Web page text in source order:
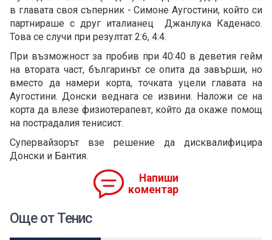
в главата своя съперник - Симоне Аугостини, който си
партнираше с друг италианец Джанлука Каденасо.
Това се случи при резултат 2:6, 4:4.
При възможност за пробив при 40:40 в деветия гейм
на втората част, българинът се опита да завърши, но
вместо да намери корта, точката уцели главата на
Аугостини. Донски веднага се извини. Наложи се на
корта да влезе физиотерапевт, който да окаже помощ
на пострадалия тенисист.
Супервайзорът взе решение да дисквалифицира
Донски и Бантия.
Напиши
коментар
Още от Тенис